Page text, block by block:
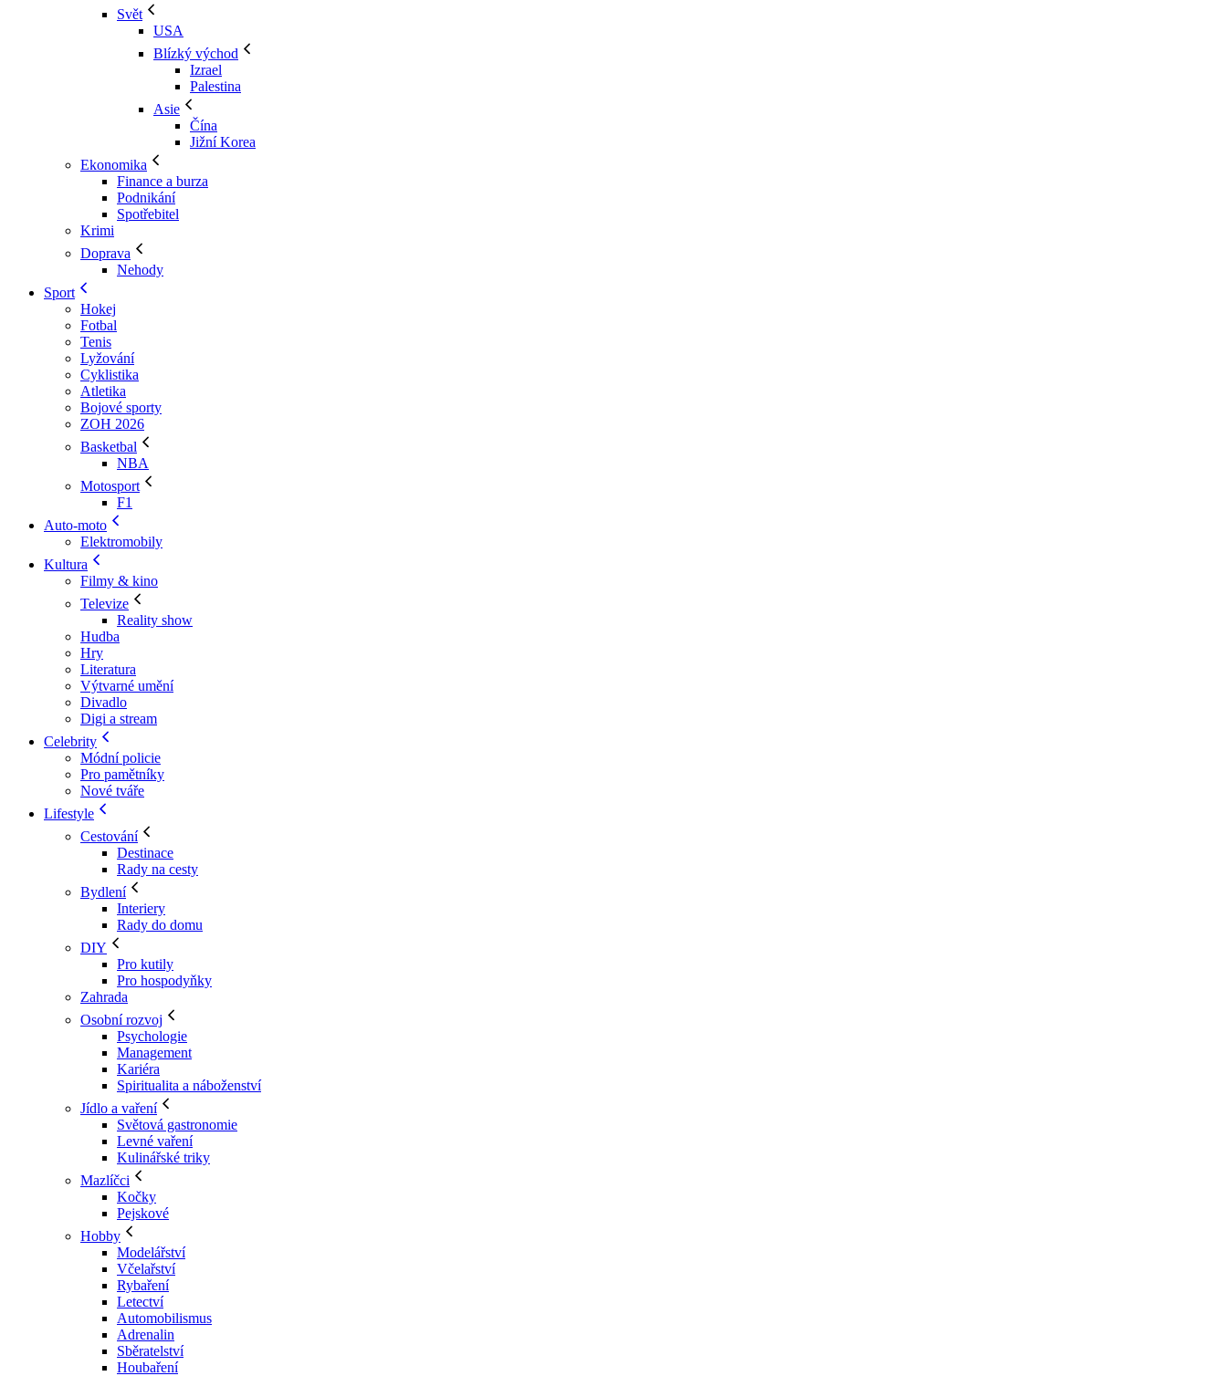
Svět
USA
Blízký východ
Izrael
Palestina
Asie
Čína
Jižní Korea
Ekonomika
Finance a burza
Podnikání
Spotřebitel
Krimi
Doprava
Nehody
Sport
Hokej
Fotbal
Tenis
Lyžování
Cyklistika
Atletika
Bojové sporty
ZOH 2026
Basketbal
NBA
Motosport
F1
Auto-moto
Elektromobily
Kultura
Filmy & kino
Televize
Reality show
Hudba
Hry
Literatura
Výtvarné umění
Divadlo
Digi a stream
Celebrity
Módní policie
Pro pamětníky
Nové tváře
Lifestyle
Cestování
Destinace
Rady na cesty
Bydlení
Interiery
Rady do domu
DIY
Pro kutily
Pro hospodyňky
Zahrada
Osobní rozvoj
Psychologie
Management
Kariéra
Spiritualita a náboženství
Jídlo a vaření
Světová gastronomie
Levné vaření
Kulinářské triky
Mazlíčci
Kočky
Pejskové
Hobby
Modelářství
Včelařství
Rybaření
Letectví
Automobilismus
Adrenalin
Sběratelství
Houbaření